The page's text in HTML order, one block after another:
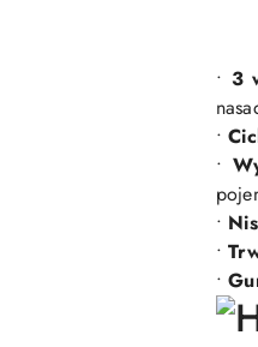
• 3
•
•
•
•
•